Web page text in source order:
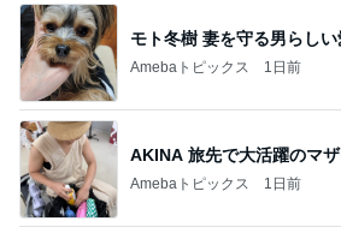
モト冬樹 妻を守る男らし
Amebaトピックス 1日前
AKINA 旅先で大活躍のマ
Amebaトピックス 1日前